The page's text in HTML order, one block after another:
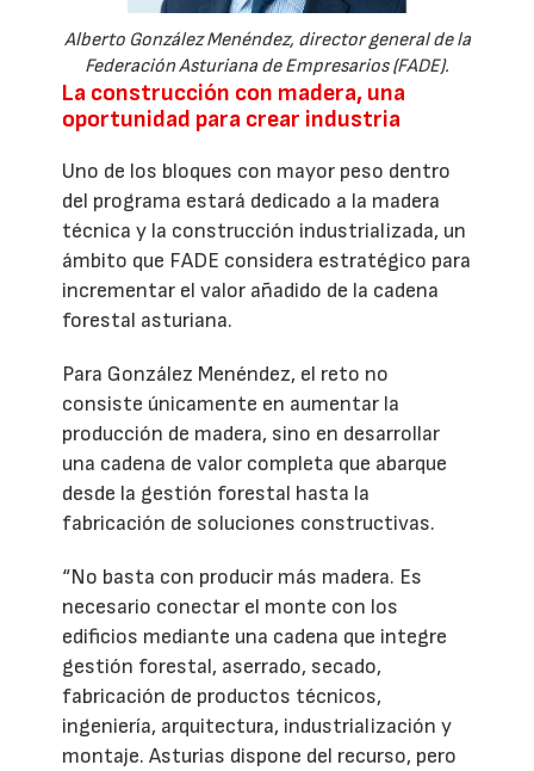
Alberto González Menéndez, director general de la
Federación Asturiana de Empresarios (FADE).
La construcción con madera, una
oportunidad para crear industria
Uno de los bloques con mayor peso dentro
del programa estará dedicado a la madera
técnica y la construcción industrializada, un
ámbito que FADE considera estratégico para
incrementar el valor añadido de la cadena
forestal asturiana.
Para González Menéndez, el reto no
consiste únicamente en aumentar la
producción de madera, sino en desarrollar
una cadena de valor completa que abarque
desde la gestión forestal hasta la
fabricación de soluciones constructivas.
“No basta con producir más madera. Es
necesario conectar el monte con los
edificios mediante una cadena que integre
gestión forestal, aserrado, secado,
fabricación de productos técnicos,
ingeniería, arquitectura, industrialización y
montaje. Asturias dispone del recurso, pero